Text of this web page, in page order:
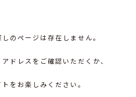
のページは存在しません。
ドレスをご確認いただくか、
をお楽しみください。